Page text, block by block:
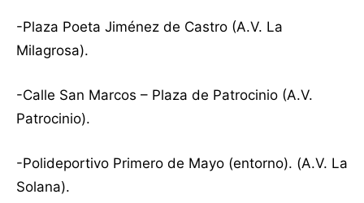
-Plaza Poeta Jiménez de Castro (A.V. La
Milagrosa).
-Calle San Marcos – Plaza de Patrocinio (A.V.
Patrocinio).
-Polideportivo Primero de Mayo (entorno). (A.V. La
Solana).